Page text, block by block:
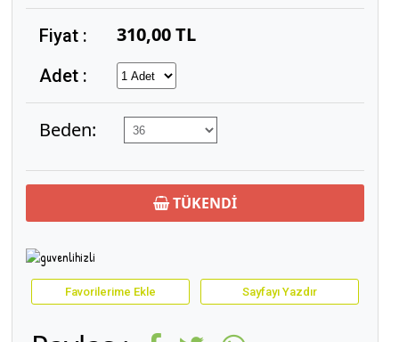
Fiyat : 310,00 TL
Adet :
Beden:
TÜKENDİ
Favorilerime Ekle Sayfayı Yazdır